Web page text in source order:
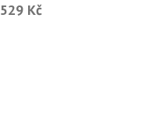
529 Kč